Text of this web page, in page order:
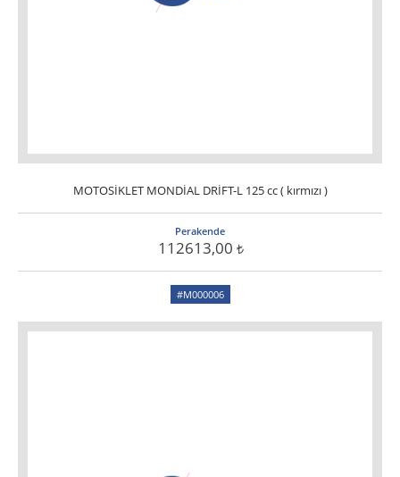
MOTOSİKLET MONDİAL DRİFT-L 125 cc ( kırmızı )
Perakende
112613,00
#M000006